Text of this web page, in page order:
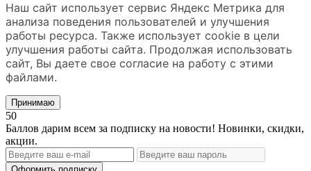
Наш сайт использует сервис Яндекс Метрика для
анализа поведения пользователей и улучшения
работы ресурса. Также использует cookie в цели
улучшения работы сайта. Продолжая использовать
сайт, Вы даете свое согласие на работу с этими
файлами.
Принимаю
50
Баллов дарим всем за подписку на новости! Новинки, скидки,
акции.